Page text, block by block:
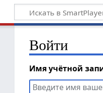
Войти
Имя учётной